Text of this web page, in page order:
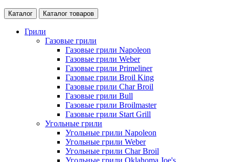
Каталог Каталог товаров
Грили
Газовые грили
Газовые грили Napoleon
Газовые грили Weber
Газовые грили Primeliner
Газовые грили Broil King
Газовые грили Char Broil
Газовые грили Bull
Газовые грили Broilmaster
Газовые грили Start Grill
Угольные грили
Угольные грили Napoleon
Угольные грили Weber
Угольные грили Char Broil
Угольные грили Oklahoma Joe's